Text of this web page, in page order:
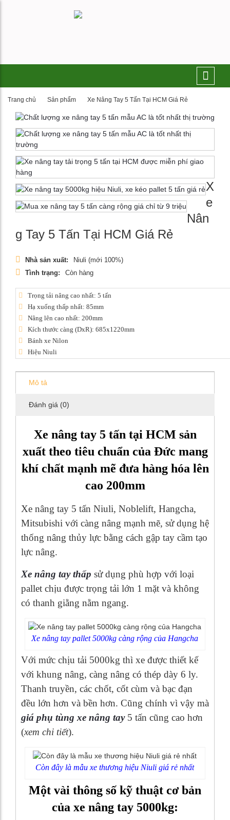
Trang chủ Sản phẩm Xe Nâng Tay 5 Tấn Tại HCM Giá Rẻ
X
e
Nân
g Tay 5 Tấn Tại HCM Giá Rẻ
Nhà sản xuất:
Niuli (mới 100%)
Tình trạng:
Còn hàng
Trọng tải nâng cao nhất: 5 tấn
Hạ xuống thấp nhất: 85mm
Nâng lên cao nhất: 200mm
Kích thước càng (DxR): 685x1220mm
Bánh xe Nilon
Hiệu Niuli
Mô tả
Đánh giá (0)
Xe nâng tay 5 tấn tại HCM sản
xuất theo tiêu chuẩn của Đức mang
khí chất mạnh mẽ đưa hàng hóa lên
cao 200mm
Xe nâng tay 5 tấn Niuli, Noblelift, Hangcha,
Mitsubishi với càng nâng mạnh mẽ, sử dụng hệ
thống nâng thủy lực bằng cách gập tay cầm tạo
lực nâng.
Xe nâng tay thấp sử dụng phù hợp với loại
pallet chịu được trọng tải lớn 1 mặt và không
có thanh giằng nằm ngang.
Xe nâng tay pallet 5000kg càng rộng của Hangcha
Với mức chịu tải 5000kg thì xe được thiết kế
với khung nâng, càng nâng có thép dày 6 ly.
Thanh truyền, các chốt, cốt cùm và bạc đạn
đều lớn hơn và bền hơn. Cũng chính vì vậy mà
giá phụ tùng xe nâng tay5 tấn cũng cao hơn
(xem chi tiết).
Còn đây là mẫu xe thương hiệu Niuli giá rẻ nhất
Một vài thông số kỹ thuật cơ bản
của xe nâng tay 5000kg: